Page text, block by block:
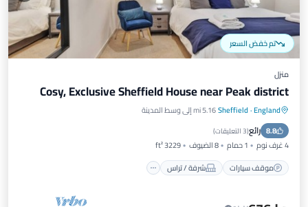
تم خفض السعر
منزل
Cosy, Exclusive Sheffield House near Peak district
England
·
Sheffield5.16 mi إلى وسط المدينة
8.8 رائع(3 التعليقات )
4 غرف نوم 1 حمام 8 الضيوف
3229 ft²
موقف سيارات
شرفة / تراس
موقف سيارات شرفة / تراس
إنترنت